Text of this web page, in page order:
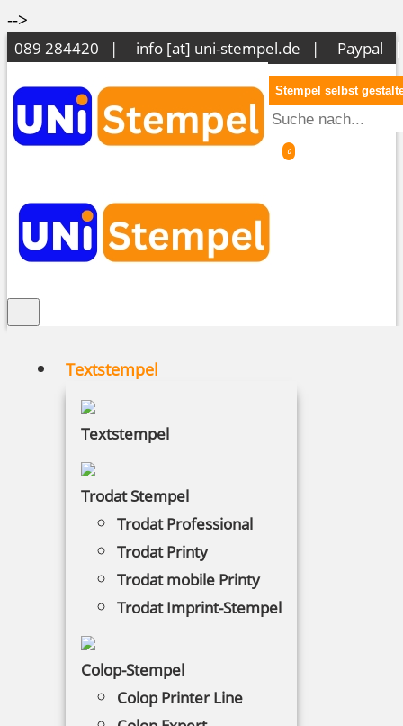
-->
089 284420 | info [at] uni-stempel.de |
Stempel selbst
0
Textstempel
Textstempel
Trodat Stempel
Trodat Professional
Trodat Printy
Trodat mobile Printy
Trodat Imprint-Stempel
Colop-Stempel
Colop Printer Line
Tütle – Tüten zum
Stempeln
Tütle – die kompostierbare und reissfeste
Papiertüte zum Stempeln aus 100 %
Altpapier. Kaufen – Stempeln –
umweltbewusst verpacken!
NACH WUNSCHSTEMPEL FILTERN